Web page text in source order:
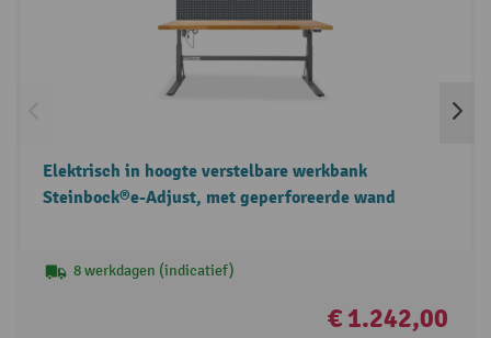
Elektrisch in hoogte verstelbare werkbank
Steinbock®e-Adjust, met geperforeerde wand
8 werkdagen (indicatief)
€ 1.242,00